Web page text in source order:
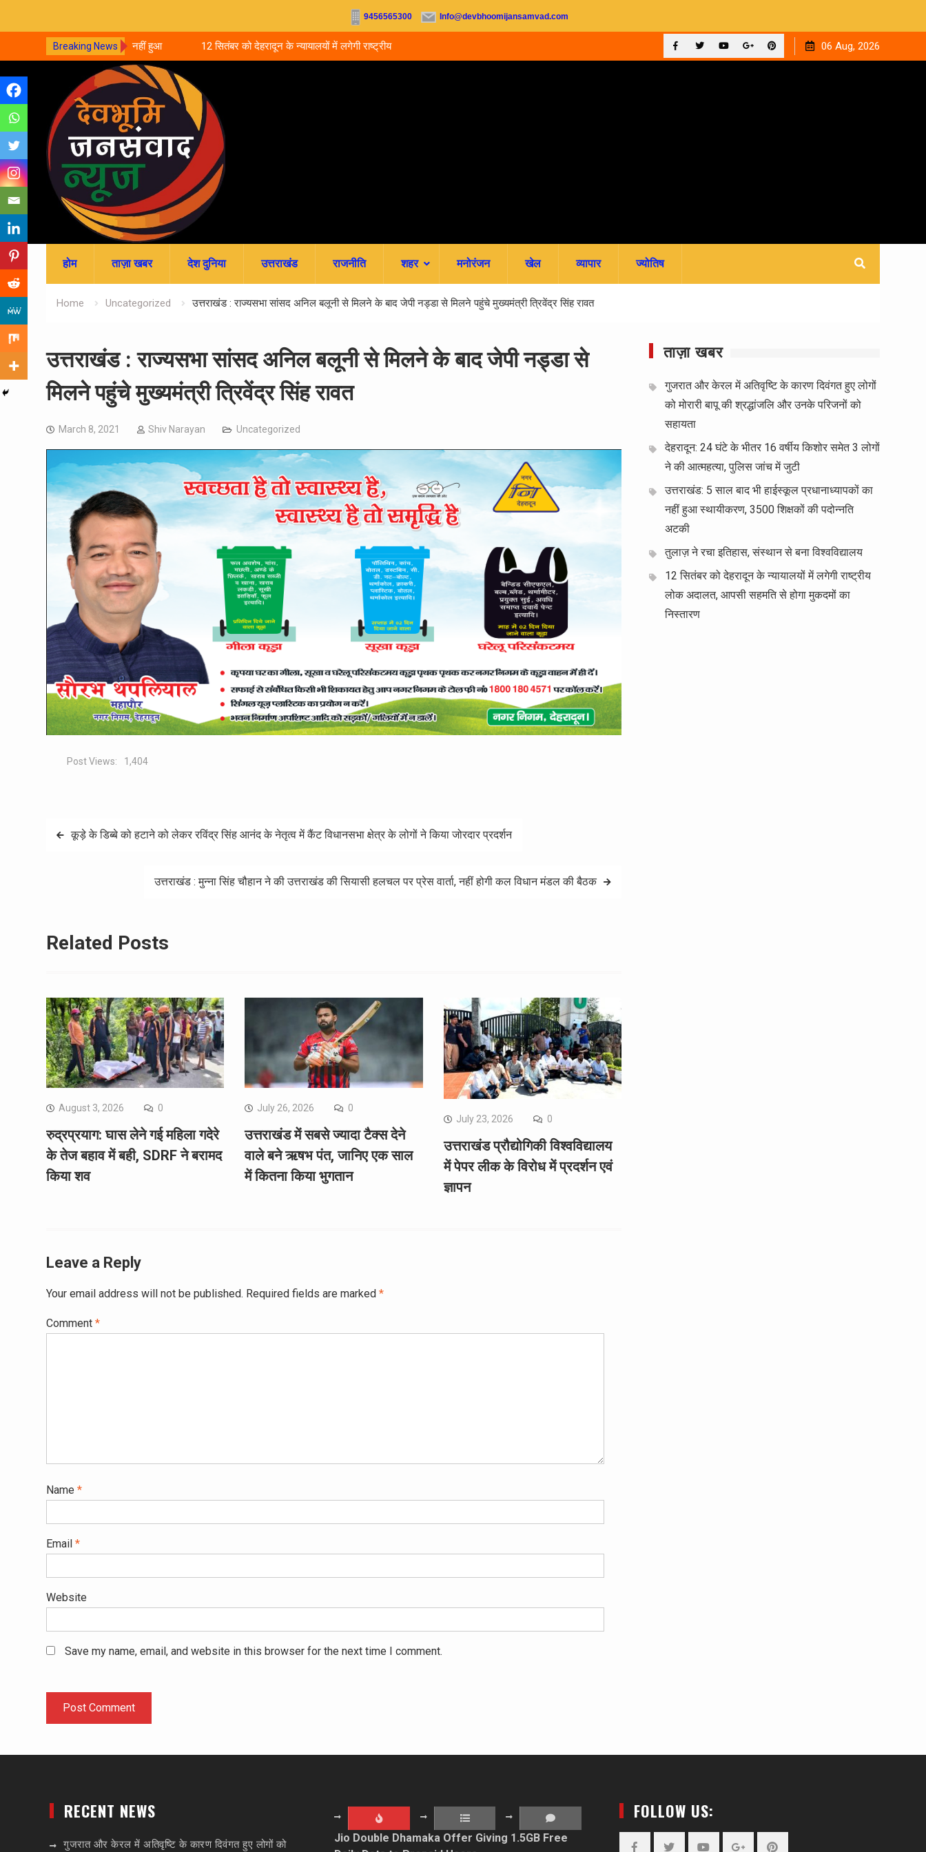
9456565300 Info@devbhoomijansamvad.com
Breaking News
का नहीं हुआ
अटकी
12 सितंबर को देहरादून के न्यायालयों में लगेगी राष्ट्रीय लोक अदालत,
आपसी सहमति से होगा मुकदमों का निस्तारण
रची.. 4 आरोपी गिरफ्तार
देहरादून: मां ने 15 वर्षीय बेटी का किया सौदा, अपहरण की झूठी कहानी
रची.. 4 आरोपी गिरफ्तार
06 Aug, 2026
to
content
होम ताज़ा खबर देश दुनिया उत्तराखंड राजनीति शहर मनोरंजन खेल व्यापार ज्योतिष
Home Uncategorized उत्तराखंड : राज्यसभा सांसद अनिल बलूनी से मिलने के बाद जेपी नड्डा से मिलने पहुंचे मुख्यमंत्री त्रिवेंद्र सिंह रावत
उत्तराखंड : राज्यसभा सांसद अनिल बलूनी से मिलने के बाद जेपी नड्डा से
मिलने पहुंचे मुख्यमंत्री त्रिवेंद्र सिंह रावत
March 8, 2021 Shiv Narayan Uncategorized
Post Views: 1,404
Postकूड़े के डिब्बे को हटाने को लेकर रविंद्र सिंह आनंद के नेतृत्व में कैंट विधानसभा क्षेत्र के लोगों ने किया जोरदार प्रदर्शन
उत्तराखंड : मुन्ना सिंह चौहान ने की उत्तराखंड की सियासी हलचल पर प्रेस वार्ता, नहीं होगी कल विधान मंडल की बैठक
Related Posts
August 3, 2026 0
रुद्रप्रयाग: घास लेने गई महिला गदेरे
के तेज बहाव में बही, SDRF ने बरामद
किया शव
July 26, 2026 0
उत्तराखंड में सबसे ज्यादा टैक्स देने
वाले बने ऋषभ पंत, जानिए एक साल
में कितना किया भुगतान
July 23, 2026 0
उत्तराखंड प्रौद्योगिकी विश्वविद्यालय
में पेपर लीक के विरोध में प्रदर्शन एवं
ज्ञापन
Leave a Reply
Your email address will not be published. Required fields are marked *
Comment *
Name *
Email *
Website
Save my name, email, and website in this browser for the next time I comment.
ताज़ा खबर
गुजरात और केरल में अतिवृष्टि के कारण दिवंगत हुए लोगों
को मोरारी बापू की श्रद्धांजलि और उनके परिजनों को
सहायता
देहरादून: 24 घंटे के भीतर 16 वर्षीय किशोर समेत 3 लोगों
ने की आत्महत्या, पुलिस जांच में जुटी
उत्तराखंड: 5 साल बाद भी हाईस्कूल प्रधानाध्यापकों का
नहीं हुआ स्थायीकरण, 3500 शिक्षकों की पदोन्नति
अटकी
तुलाज़ ने रचा इतिहास, संस्थान से बना विश्वविद्यालय
12 सितंबर को देहरादून के न्यायालयों में लगेगी राष्ट्रीय
लोक अदालत, आपसी सहमति से होगा मुकदमों का
निस्तारण
RECENT NEWS
गुजरात और केरल में अतिवृष्टि के कारण दिवंगत हुए लोगों को
Jio Double Dhamaka Offer Giving 1.5GB Free
FOLLOW US: